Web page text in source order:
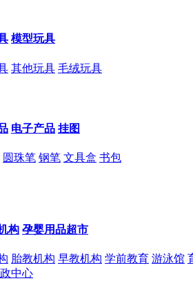
模型玩具
其他玩具 毛绒玩具
电子产品 挂图
圆珠笔 钢笔 文具盒 书包
构 孕婴用品超市
胎教机构 早教机构 学前教育 游泳馆
中心